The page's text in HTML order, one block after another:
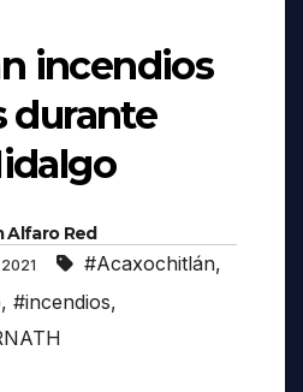
incendios
durante
Alfaro Red
#Acaxochitlán,
, #incendios,